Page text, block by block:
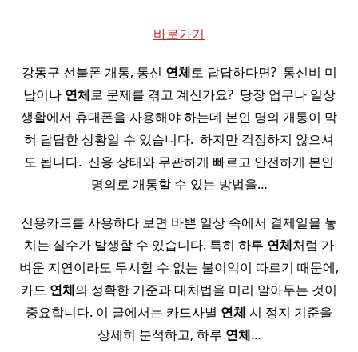
바로가기
강동구 선불폰 개통, 통신 연체로 답답하다면? ​ 통신비 미
납이나 연체로 문제를 겪고 계신가요? ​ 당장 업무나 일상
생활에서 휴대폰을 사용해야 하는데 본인 명의 개통이 막
혀 답답한 상황일 수 있습니다. ​ 하지만 걱정하지 않으셔
도 됩니다. ​ 신용 상태와 무관하게 빠르고 안전하게 본인
명의로 개통할 수 있는 방법을…
신용카드를 사용하다 보면 바쁜 일상 속에서 결제일을 놓
치는 실수가 발생할 수 있습니다. 특히 하루 연체처럼 가
벼운 지연이라도 무시할 수 없는 불이익이 따르기 때문에,
카드 연체의 정확한 기준과 대처법을 미리 알아두는 것이
중요합니다. 이 글에서는 카드사별 연체 시 정지 기준을
상세히 분석하고, 하루 연체…